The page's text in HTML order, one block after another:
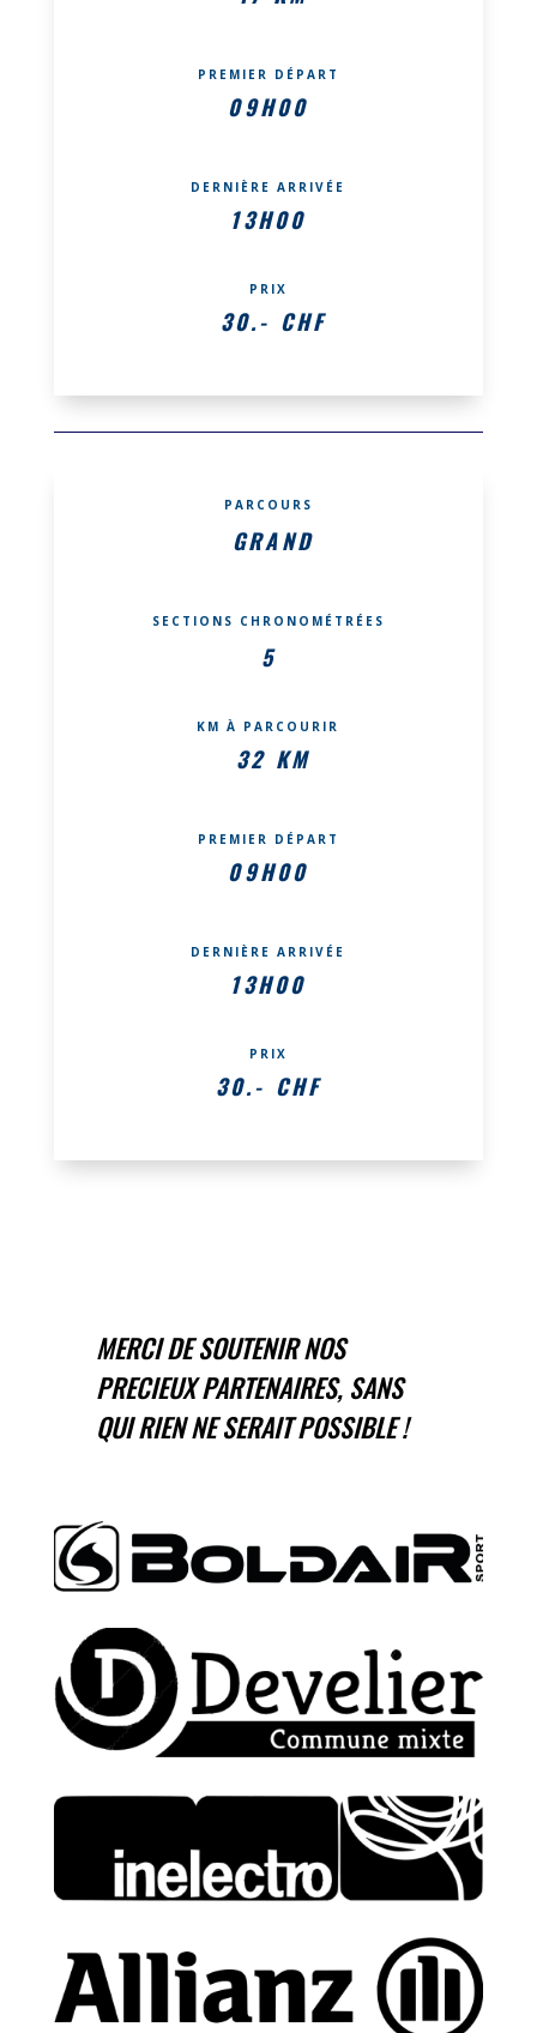
PREMIER DÉPART
09H00
DERNIÈRE ARRIVÉE
13H00
PRIX
30.- CHF
PARCOURS
GRAND
SECTIONS CHRONOMÉTRÉES
5
KM À PARCOURIR
32 KM
PREMIER DÉPART
09H00
DERNIÈRE ARRIVÉE
13H00
PRIX
30.- CHF
MERCI DE SOUTENIR NOS
PRECIEUX PARTENAIRES, SANS
QUI RIEN NE SERAIT POSSIBLE !